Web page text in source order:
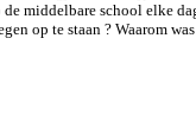
middelbare school elke
op te staan ? Waarom